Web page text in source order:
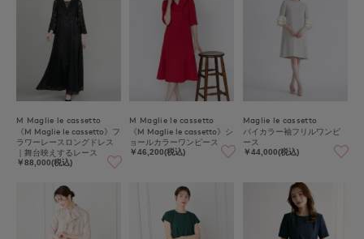
M Maglie le cassetto
《M Maglie le cassetto》フ
ラワーレースロングドレス
｜舞台映えするレース
￥88,000(税込)
M Maglie le cassetto
《M Maglie le cassetto》シ
ョールカラーワンピース
￥46,200(税込)
Maglie le cassetto
バイカラー袖フリルワンピ
ース
￥44,000(税込)